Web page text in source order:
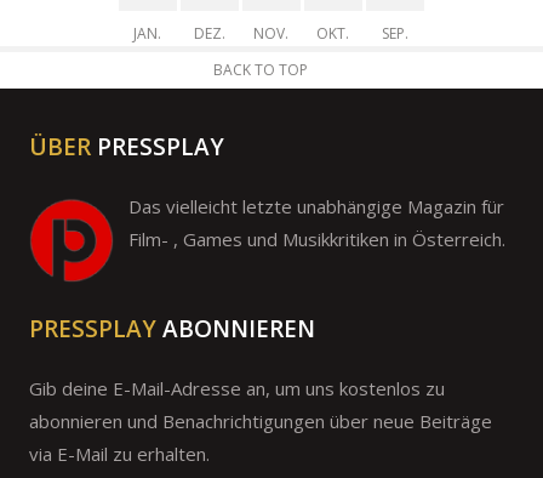
JAN. DEZ. NOV. OKT.
SEP.
BACK TO TOP
ÜBER PRESSPLAY
Das vielleicht letzte unabhängige Magazin für
Film- , Games und Musikkritiken in Österreich.
PRESSPLAYABONNIEREN
Gib deine E-Mail-Adresse an, um uns kostenlos zu
abonnieren und Benachrichtigungen über neue Beiträge
via E-Mail zu erhalten.